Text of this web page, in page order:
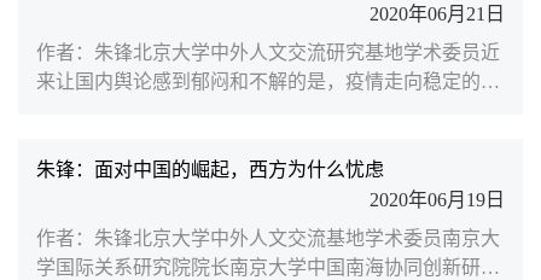
和意志之争。目前，乌克兰危机的溢出效应已经开始显
现，以联合国为中心的全球治理机制正面临脆裂的风
险。自俄乌军事冲突爆发后，美西方不仅没有反思乌克
2020年06月21日
作者：朱锋北京大学中外人文交流研究基地学术委员近
来让国内舆论感到郁闷和不解的是，疫情走向稳定的中
国家对中国产品刻意挑剔，还是在借助疫情推动新的
“反华”情绪？答案其实很简单，新冠疫情百年不遇，我
们需要看清世界、更需要看清自己。产品质量是善意的
保障在当前环境下，可以理解供应链阻滞给中国生产商
朱锋：面对中国的崛起，西方为什么忧虑
2020年06月19日
作者：朱锋北京大学中外人文交流基地学术委员南京大
学国际关系研究院院长南京大学中国南海协同创新研究